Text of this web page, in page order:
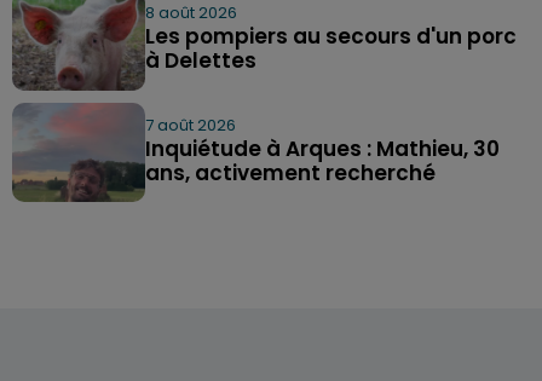
8 août 2026
Les pompiers au secours d'un porc
à Delettes
7 août 2026
Inquiétude à Arques : Mathieu, 30
ans, activement recherché